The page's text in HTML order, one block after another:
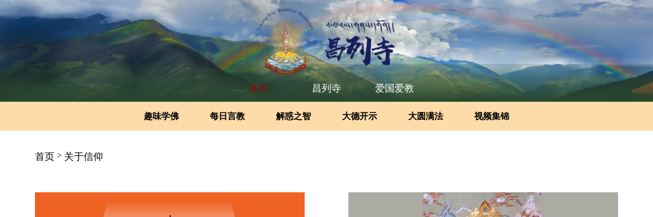
首页 昌列寺 爱国爱教
趣味学佛 每日言教 解惑之智 大德开示 大圆满法 视频集锦
首页 > 关于信仰